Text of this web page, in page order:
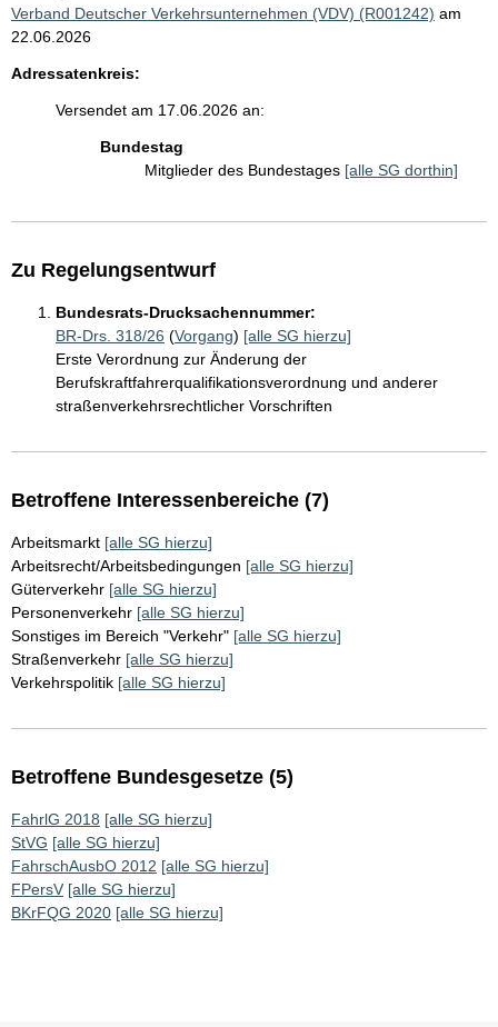
Verband Deutscher Verkehrsunternehmen (VDV) (R001242) am
22.06.2026
Adressatenkreis:
Versendet am 17.06.2026 an:
Bundestag
Mitglieder des Bundestages [alle SG dorthin]
Zu Regelungsentwurf
Bundesrats-Drucksachennummer:
BR-Drs. 318/26 (Vorgang) [alle SG hierzu]
Erste Verordnung zur Änderung der
Berufskraftfahrerqualifikationsverordnung und anderer
straßenverkehrsrechtlicher Vorschriften
Betroffene Interessenbereiche (7)
Arbeitsmarkt [alle SG hierzu]
Arbeitsrecht/Arbeitsbedingungen [alle SG hierzu]
Güterverkehr [alle SG hierzu]
Personenverkehr [alle SG hierzu]
Sonstiges im Bereich "Verkehr" [alle SG hierzu]
Straßenverkehr [alle SG hierzu]
Verkehrspolitik [alle SG hierzu]
Betroffene Bundesgesetze (5)
FahrlG 2018 [alle SG hierzu]
StVG [alle SG hierzu]
FahrschAusbO 2012 [alle SG hierzu]
FPersV [alle SG hierzu]
BKrFQG 2020 [alle SG hierzu]